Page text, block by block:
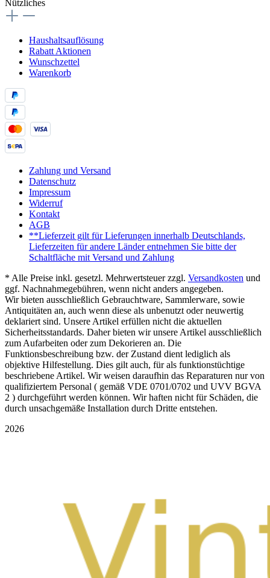
Nützliches
Haushaltsauflösung
Rabatt Aktionen
Wunschzettel
Warenkorb
Zahlung und Versand
Datenschutz
Impressum
Widerruf
Kontakt
AGB
**Lieferzeit gilt für Lieferungen innerhalb Deutschlands,
Lieferzeiten für andere Länder entnehmen Sie bitte der
Schaltfläche mit Versand und Zahlung
* Alle Preise inkl. gesetzl. Mehrwertsteuer zzgl. Versandkosten und
ggf. Nachnahmegebühren, wenn nicht anders angegeben.
Wir bieten ausschließlich Gebrauchtware, Sammlerware, sowie
Antiquitäten an, auch wenn diese als unbenutzt oder neuwertig
deklariert sind. Unsere Artikel erfüllen nicht die aktuellen
Sicherheitsstandards. Daher bieten wir unsere Artikel ausschließlich
zum Aufarbeiten oder zum Dekorieren an. Die
Funktionsbeschreibung bzw. der Zustand dient lediglich als
objektive Hilfestellung. Dies gilt auch, für als funktionstüchtige
beschriebene Artikel. Wir weisen daraufhin das Reparaturen nur von
qualifiziertem Personal ( gemäß VDE 0701/0702 und UVV BGVA
2 ) durchgeführt werden können. Wir haften nicht für Schäden, die
durch unsachgemäße Installation durch Dritte entstehen.
2026